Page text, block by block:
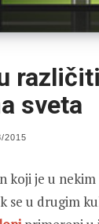
sveta
2015
koji je u
se u drugim